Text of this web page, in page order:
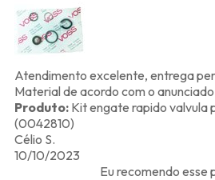
Atendimento excelente, entrega
Material de acordo com o anunciado
Produto:Kit engate rapido valvula
(0042810)
Célio S.
10/10/2023
Eu recomendo esse